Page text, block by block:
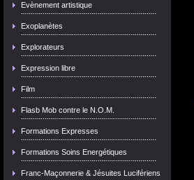
Evènement artistique
Exoplanètes
Explorateurs
Expression libre
Film
Flasb Mob contre le N.O.M.
Formations Expresses
Formations Soins Energétiques
Franc-Maçonnerie & Jésuites Lucifériens